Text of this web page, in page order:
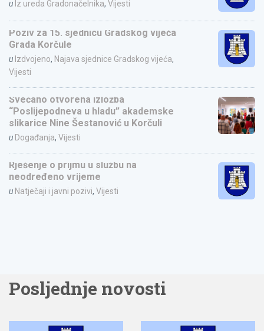
u Iz ureda Gradonačelnika, Vijesti
Poziv za 15. sjednicu Gradskog vijeća
Grada Korčule
u Izdvojeno, Najava sjednice Gradskog vijeća,
Vijesti
Svečano otvorena izložba
“Poslijepodneva u hladu” akademske
slikarice Nine Šestanović u Korčuli
u Događanja, Vijesti
Rješenje o prijmu u službu na
neodređeno vrijeme
u Natječaji i javni pozivi, Vijesti
Posljednje novosti